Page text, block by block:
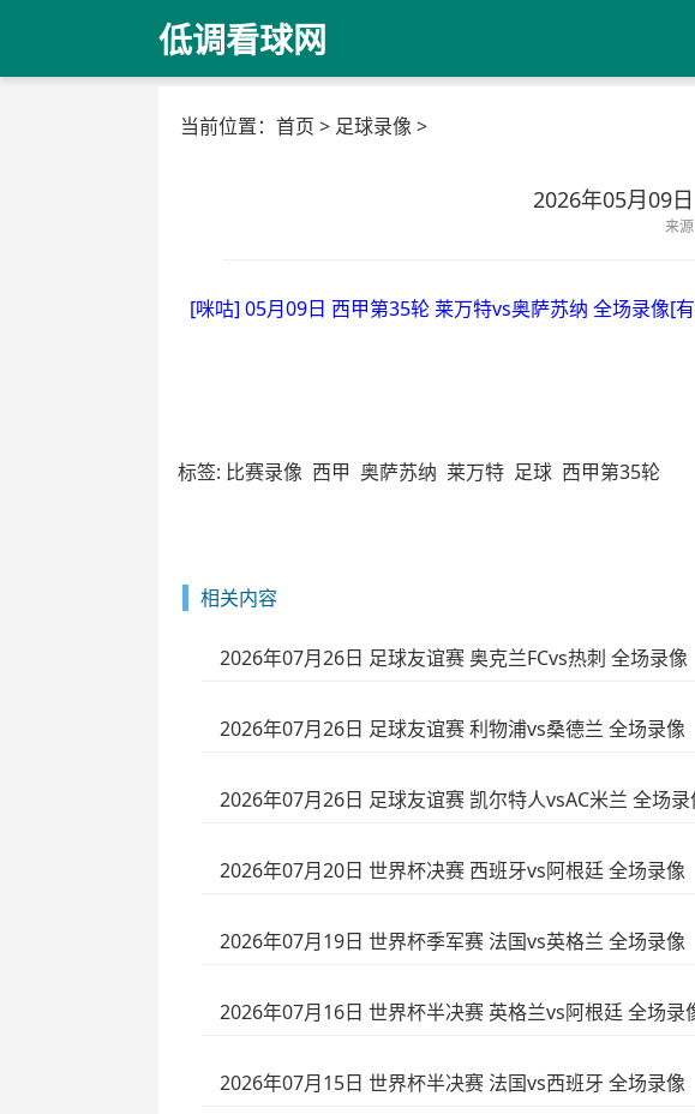
低调看球网
当前位置： 首页 > 足球录像 >
2026年05月09
来源
[咪咕] 05月09日 西甲第35轮 莱万特vs奥萨苏纳 全场录像[
标签: 比赛录像 西甲 奥萨苏纳 莱万特 足球 西甲第35轮
相关内容
2026年07月26日 足球友谊赛 奥克兰FCvs热刺 全场录像
2026年07月26日 足球友谊赛 利物浦vs桑德兰 全场录像
2026年07月26日 足球友谊赛 凯尔特人vsAC米兰 全场录
2026年07月20日 世界杯决赛 西班牙vs阿根廷 全场录像
2026年07月19日 世界杯季军赛 法国vs英格兰 全场录像
2026年07月16日 世界杯半决赛 英格兰vs阿根廷 全场录
2026年07月15日 世界杯半决赛 法国vs西班牙 全场录像